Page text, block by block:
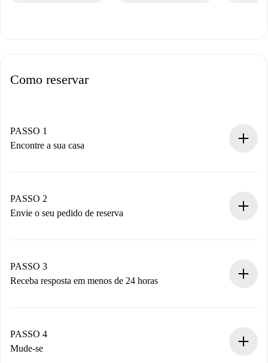
Como reservar
PASSO 1
Encontre a sua casa
Você tem todas as informações necessárias
antecipadamente.
PASSO 2
Envie o seu pedido de reserva
Não cobramos nada até que o proprietário confirme.
PASSO 3
Receba resposta em menos de 24 horas
proprietário.
Se recusada: não cobraremos nada e ofereceremos
PASSO 4
Mude-se